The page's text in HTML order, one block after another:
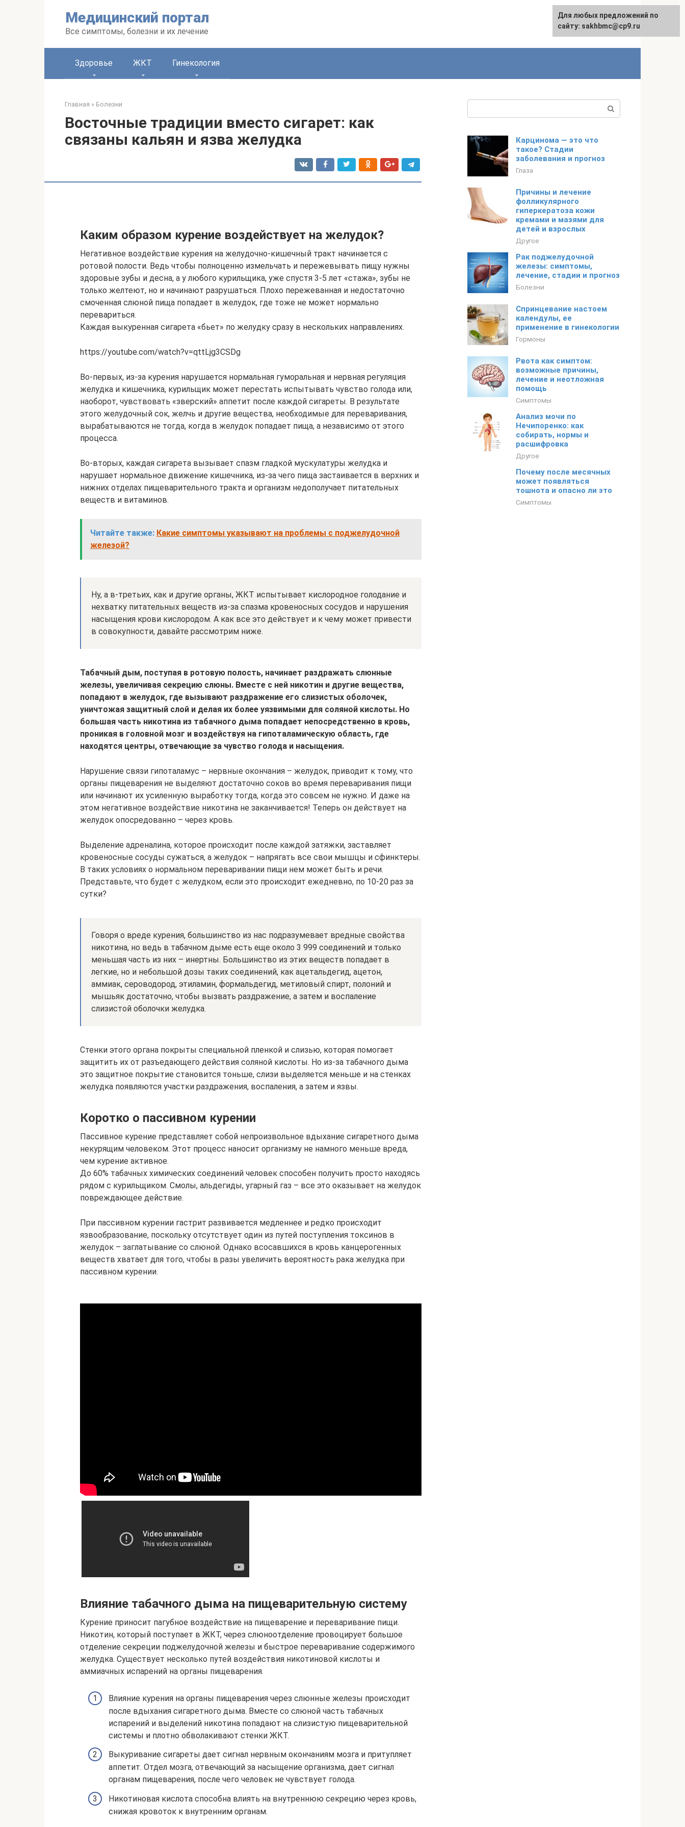
Медицинский портал
Все симптомы, болезни и их лечение
English
Здоровье ЖКТ Гинекология
Главная » Болезни
Восточные традиции вместо сигарет: как
связаны кальян и язва желудка
Каким образом курение воздействует на желудок?
Негативное воздействие курения на желудочно-кишечный тракт начинается с
ротовой полости. Ведь чтобы полноценно измельчать и пережевывать пищу нужны
здоровые зубы и десна, а у любого курильщика, уже спустя 3-5 лет «стажа», зубы не
только желтеют, но и начинают разрушаться. Плохо пережеванная и недостаточно
смоченная слюной пища попадает в желудок, где тоже не может нормально
перевариться.
Каждая выкуренная сигарета «бьет» по желудку сразу в нескольких направлениях.
https://youtube.com/watch?v=qttLjg3CSDg
Во-первых, из-за курения нарушается нормальная гуморальная и нервная регуляция
желудка и кишечника, курильщик может перестать испытывать чувство голода или,
наоборот, чувствовать «зверский» аппетит после каждой сигареты. В результате
этого желудочный сок, желчь и другие вещества, необходимые для переваривания,
вырабатываются не тогда, когда в желудок попадает пища, а независимо от этого
процесса.
Во-вторых, каждая сигарета вызывает спазм гладкой мускулатуры желудка и
нарушает нормальное движение кишечника, из-за чего пища застаивается в верхних и
нижних отделах пищеварительного тракта и организм недополучает питательных
веществ и витаминов.
Читайте также: Какие симптомы указывают на проблемы с поджелудочной
железой?
Ну, а в-третьих, как и другие органы, ЖКТ испытывает кислородное голодание и
нехватку питательных веществ из-за спазма кровеносных сосудов и нарушения
насыщения крови кислородом. А как все это действует и к чему может привести
в совокупности, давайте рассмотрим ниже.
Табачный дым, поступая в ротовую полость, начинает раздражать слюнные
железы, увеличивая секрецию слюны. Вместе с ней никотин и другие вещества,
попадают в желудок, где вызывают раздражение его слизистых оболочек,
уничтожая защитный слой и делая их более уязвимыми для соляной кислоты. Но
большая часть никотина из табачного дыма попадает непосредственно в кровь,
проникая в головной мозг и воздействуя на гипоталамическую область, где
находятся центры, отвечающие за чувство голода и насыщения.
Нарушение связи гипоталамус – нервные окончания – желудок, приводит к тому, что
органы пищеварения не выделяют достаточно соков во время переваривания пищи
или начинают их усиленную выработку тогда, когда это совсем не нужно. И даже на
этом негативное воздействие никотина не заканчивается! Теперь он действует на
желудок опосредованно – через кровь.
Выделение адреналина, которое происходит после каждой затяжки, заставляет
кровеносные сосуды сужаться, а желудок – напрягать все свои мышцы и сфинктеры.
В таких условиях о нормальном переваривании пищи нем может быть и речи.
Представьте, что будет с желудком, если это происходит ежедневно, по 10-20 раз за
сутки?
Говоря о вреде курения, большинство из нас подразумевает вредные свойства
никотина, но ведь в табачном дыме есть еще около 3 999 соединений и только
меньшая часть из них – инертны. Большинство из этих веществ попадает в
легкие, но и небольшой дозы таких соединений, как ацетальдегид, ацетон,
аммиак, сероводород, этиламин, формальдегид, метиловый спирт, полоний и
мышьяк достаточно, чтобы вызвать раздражение, а затем и воспаление
слизистой оболочки желудка.
Стенки этого органа покрыты специальной пленкой и слизью, которая помогает
защитить их от разъедающего действия соляной кислоты. Но из-за табачного дыма
это защитное покрытие становится тоньше, слизи выделяется меньше и на стенках
желудка появляются участки раздражения, воспаления, а затем и язвы.
Коротко о пассивном курении
Пассивное курение представляет собой непроизвольное вдыхание сигаретного дыма
некурящим человеком. Этот процесс наносит организму не намного меньше вреда,
чем курение активное.
До 60% табачных химических соединений человек способен получить просто находясь
рядом с курильщиком. Смолы, альдегиды, угарный газ – все это оказывает на желудок
повреждающее действие.
При пассивном курении гастрит развивается медленнее и редко происходит
язвообразование, поскольку отсутствует один из путей поступления токсинов в
желудок – заглатывание со слюной. Однако всосавшихся в кровь канцерогенных
веществ хватает для того, чтобы в разы увеличить вероятность рака желудка при
пассивном курении.
Влияние табачного дыма на пищеварительную систему
Курение приносит пагубное воздействие на пищеварение и переваривание пищи.
Никотин, который поступает в ЖКТ, через слюноотделение провоцирует большое
отделение секреции поджелудочной железы и быстрое переваривание содержимого
желудка. Существует несколько путей воздействия никотиновой кислоты и
аммиачных испарений на органы пищеварения.
Влияние курения на органы пищеварения через слюнные железы происходит
после вдыхания сигаретного дыма. Вместе со слюной часть табачных
испарений и выделений никотина попадают на слизистую пищеварительной
системы и плотно обволакивают стенки ЖКТ.
Выкуривание сигареты дает сигнал нервным окончаниям мозга и притупляет
аппетит. Отдел мозга, отвечающий за насыщение организма, дает сигнал
органам пищеварения, после чего человек не чувствует голода.
Никотиновая кислота способна влиять на внутреннюю секрецию через кровь,
снижая кровоток к внутренним органам.
Карцинома — это что
такое? Стадии
заболевания и прогноз
Глаза
Причины и лечение
фолликулярного
гиперкератоза кожи
кремами и мазями для
детей и взрослых
Другое
Рак поджелудочной
железы: симптомы,
лечение, стадии и прогноз
Болезни
Спринцевание настоем
календулы, ее
применение в гинекологии
Гормоны
Рвота как симптом:
возможные причины,
лечение и неотложная
помощь
Симптомы
Анализ мочи по
Нечипоренко: как
собирать, нормы и
расшифровка
Другое
Почему после месячных
может появляться
тошнота и опасно ли это
Симптомы
Для любых предложений по
сайту: sakhbmc@cp9.ru